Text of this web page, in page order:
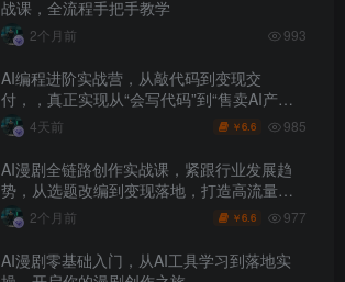
战课，全流程手把手教学
2个月前 993
AI编程进阶实战营，从敲代码到变现交
付，，真正实现从“会写代码”到“售卖AI产品
盈利”的跨越
4天前 ￥6.6 985
AI漫剧全链路创作实战课，紧跟行业发展趋
势，从选题改编到变现落地，打造高流量优
质作品2个月前 ￥6.6 977
AI漫剧零基础入门，从AI工具学习到落地实